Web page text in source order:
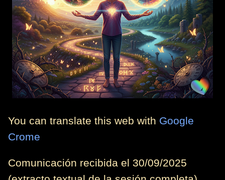
You can translate this web with Google
Crome
Comunicación recibida el 30/09/2025